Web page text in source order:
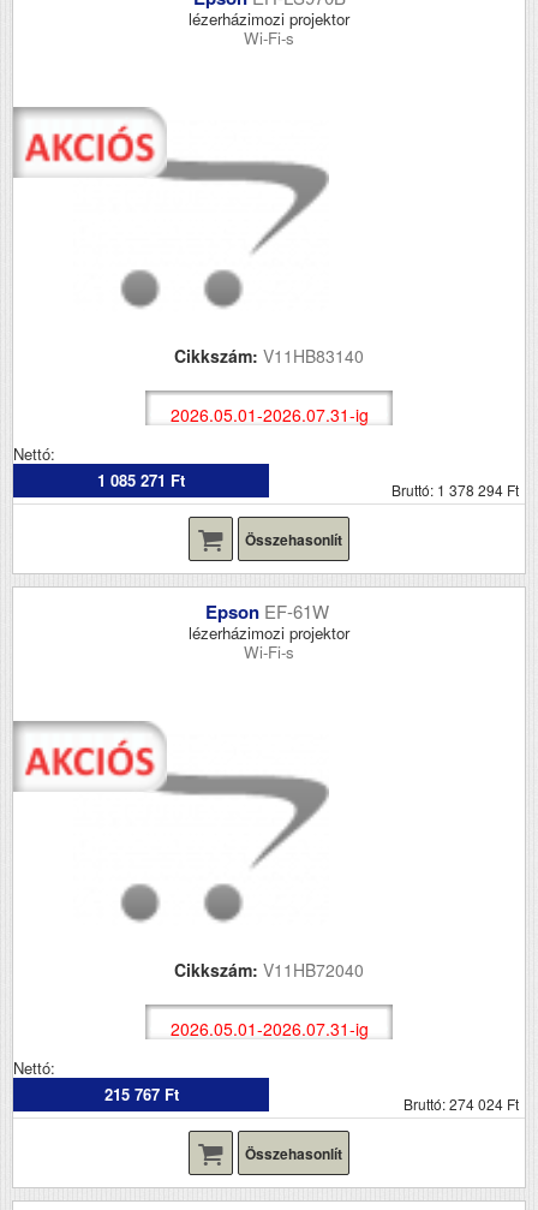
lézerházimozi projektor
Wi-Fi-s
Cikkszám: V11HB83140
2026.05.01-2026.07.31-ig
Nettó:
1 085 271 Ft
Bruttó: 1 378 294 Ft
Összehasonlít
Epson EF-61W
lézerházimozi projektor
Wi-Fi-s
Cikkszám: V11HB72040
2026.05.01-2026.07.31-ig
Nettó:
215 767 Ft
Bruttó: 274 024 Ft
Összehasonlít